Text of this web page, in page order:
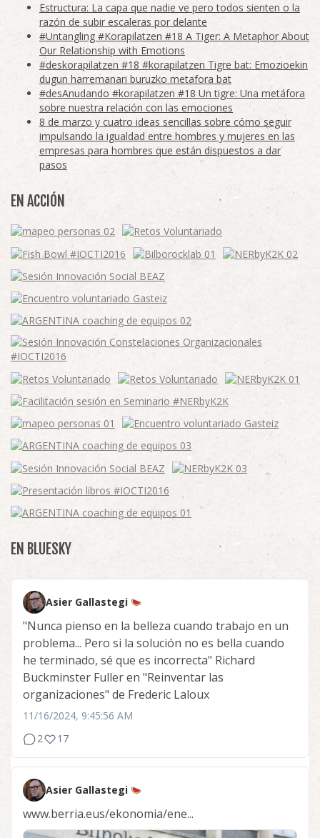
Estructura: La capa que nadie ve pero todos sienten o la
razón de subir escaleras por delante
#Untangling #Korapilatzen #18 A Tiger: A Metaphor About
Our Relationship with Emotions
#deskorapilatzen #18 #korapilatzen Tigre bat: Emozioekin
dugun harremanari buruzko metafora bat
#desAnudando #korapilatzen #18 Un tigre: Una metáfora
sobre nuestra relación con las emociones
8 de marzo y cuatro ideas sencillas sobre cómo seguir
impulsando la igualdad entre hombres y mujeres en las
empresas para hombres que están dispuestos a dar
pasos
EN ACCIÓN
EN BLUESKY
Asier Gallastegi
"Nunca pienso en la belleza cuando trabajo en un
problema... Pero si la solución no es bella cuando
he terminado, sé que es incorrecta" Richard
Buckminster Fuller en "Reinventar las
organizaciones" de Frederic Laloux
11/16/2024, 9:45:56 AM
2
17
Asier Gallastegi
www.berria.eus/ekonomia/ene...